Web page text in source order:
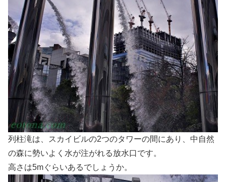
列柱滝は、スカイビルの2つのタワーの間にあり、中自然
の森に勢いよく水が注がれる放水口です。
高さは5mぐらいあるでしょうか。